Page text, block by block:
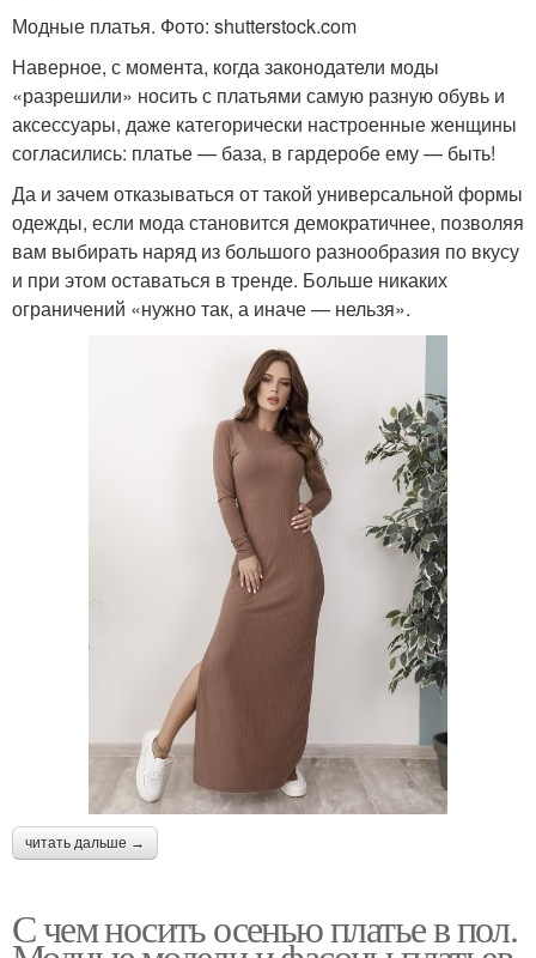
Модные платья. Фото: shutterstock.com
Наверное, с момента, когда законодатели моды
«разрешили» носить с платьями самую разную обувь и
аксессуары, даже категорически настроенные женщины
согласились: платье — база, в гардеробе ему — быть!
Да и зачем отказываться от такой универсальной формы
одежды, если мода становится демократичнее, позволяя
вам выбирать наряд из большого разнообразия по вкусу
и при этом оставаться в тренде. Больше никаких
ограничений «нужно так, а иначе — нельзя».
читать дальше →
С чем носить осенью платье в пол.